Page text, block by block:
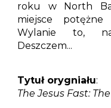
roku w North
miejsce
Wylanie to,
Deszczem...
Tytuł orygniału:
The Jesus Fast: